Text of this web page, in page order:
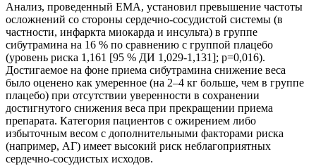
Анализ, проведенный ЕМА, установил превышение частоты
осложнений со стороны сердечно-сосудистой системы (в
частности, инфаркта миокарда и инсульта) в группе
сибутрамина на 16 % по сравнению с группой плацебо
(уровень риска 1,161 [95 % ДИ 1,029-1,131]; p=0,016).
Достигаемое на фоне приема сибутрамина снижение веса
было оценено как умеренное (на 2–4 кг больше, чем в группе
плацебо) при отсутствии уверенности в сохранении
достигнутого снижения веса при прекращении приема
препарата. Категория пациентов с ожирением либо
избыточным весом с дополнительными факторами риска
(например, АГ) имеет высокий риск неблагоприятных
сердечно-сосудистых исходов.